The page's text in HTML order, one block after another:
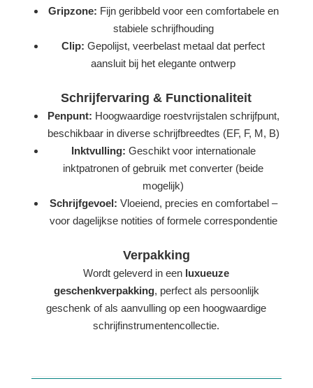
Gripzone: Fijn geribbeld voor een comfortabele en
stabiele schrijfhouding
Clip: Gepolijst, veerbelast metaal dat perfect
aansluit bij het elegante ontwerp
Schrijfervaring & Functionaliteit
Penpunt: Hoogwaardige roestvrijstalen schrijfpunt,
beschikbaar in diverse schrijfbreedtes (EF, F, M, B)
Inktvulling: Geschikt voor internationale
inktpatronen of gebruik met converter (beide
mogelijk)
Schrijfgevoel: Vloeiend, precies en comfortabel –
voor dagelijkse notities of formele correspondentie
Verpakking
Wordt geleverd in een luxueuze
geschenkverpakking, perfect als persoonlijk
geschenk of als aanvulling op een hoogwaardige
schrijfinstrumentencollectie.